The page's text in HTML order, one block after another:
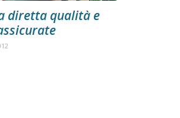
diretta qualità e